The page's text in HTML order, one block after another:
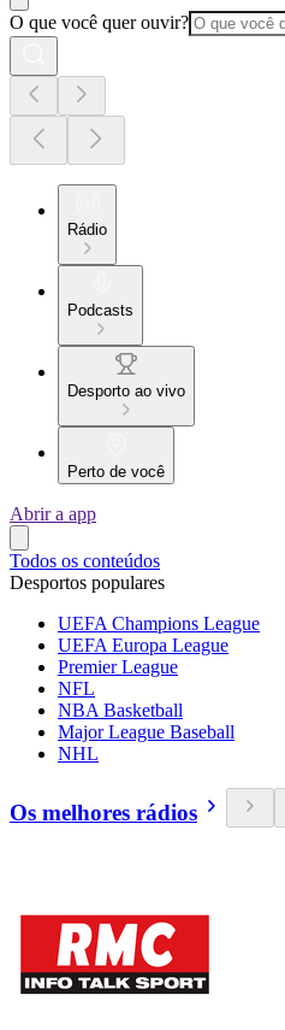
O que você quer ouvir?
Rádio
Podcasts
Desporto ao vivo
Perto de você
Abrir a app
Todos os conteúdos
Desportos populares
UEFA Champions League
UEFA Europa League
Premier League
NFL
NBA Basketball
Major League Baseball
NHL
Os melhores rádios